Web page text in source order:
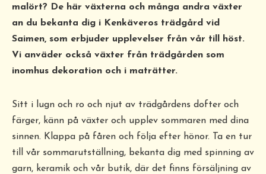
malört? De här växterna och många andra växter
an du bekanta dig i Kenkäveros trädgård vid
Saimen, som erbjuder upplevelser från vår till höst.
Vi anväder också växter från trädgården som
inomhus dekoration och i maträtter.
Sitt i lugn och ro och njut av trädgårdens dofter och
färger, känn på växter och upplev sommaren med dina
sinnen. Klappa på fåren och följa efter hönor. Ta en tur
till vår sommarutställning, bekanta dig med spinning av
garn, keramik och vår butik, där det finns försäljning av